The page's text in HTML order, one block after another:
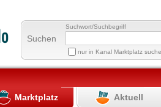
Suchen
Suchwort/Suchbegriff
nur in Kanal Marktplatz
Marktplatz Aktuell